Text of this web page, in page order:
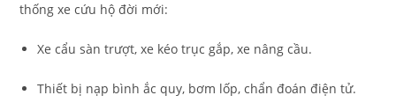
thống xe cứu hộ đời mới:
Xe cẩu sàn trượt, xe kéo trục gắp, xe nâng cầu.
Thiết bị nạp bình ắc quy, bơm lốp, chẩn đoán điện tử.